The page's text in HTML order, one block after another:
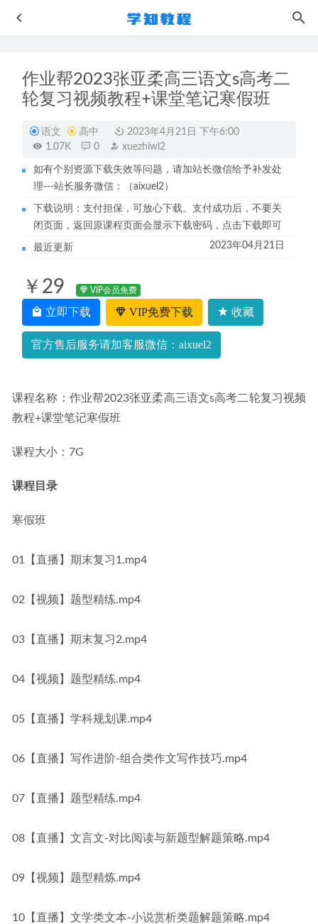
作业帮2023张亚柔高三语文s高考二
轮复习视频教程+课堂笔记寒假班
语文 高中
2023年4月21日 下午6:00
1.07K
0 xuezhiwl2
如有个别资源下载失效等问题，请加站长微信给予补发处
理---站长服务微信：（aixuel2）
下载说明：支付担保，可放心下载。支付成功后，不要关
闭页面，返回原课程页面会显示下载密码，点击下载即可
最近更新 2023年04月21日
￥29 VIP会员免费
立即下载 VIP免费下载 收藏
官方售后服务请加客服微信：aixuel2
课程名称：作业帮2023张亚柔高三语文s高考二轮复习视频
教程+课堂笔记寒假班
课程大小：7G
课程目录
寒假班
01【直播】期末复习1.mp4
02【视频】题型精练.mp4
03【直播】期末复习2.mp4
04【视频】题型精练.mp4
05【直播】学科规划课.mp4
06【直播】写作进阶-组合类作文写作技巧.mp4
07【直播】题型精练.mp4
08【直播】文言文-对比阅读与新题型解题策略.mp4
09【视频】题型精炼.mp4
10【直播】文学类文本-小说赏析类题解题策略.mp4
猿辅导高中化学教程2023铁健栩高一化学视频教程暑假班
2022-09-11
高中数学网课2023凉学长高三数学视频教程学习资料下载
2022-11-14
高中数学网课教程有道23年胡源高考数学一轮复习视频教程
柏杜法学考试视频教程-民法/刑法精讲课程
夏梦迪2024高三物理一二三轮复习全年班网课教程
29